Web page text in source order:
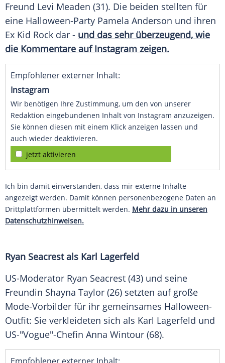
Freund Levi Meaden (31). Die beiden stellten für
eine Halloween-Party Pamela Anderson und ihren
Ex Kid Rock dar - und das sehr überzeugend, wie
die Kommentare auf Instagram zeigen.
Empfohlener externer Inhalt:
Instagram
Wir benötigen Ihre Zustimmung, um den von unserer
Redaktion eingebundenen Inhalt von Instagram anzuzeigen.
Sie können diesen mit einem Klick anzeigen lassen und
auch wieder deaktivieren.
jetzt aktivieren
Ich bin damit einverstanden, dass mir externe Inhalte
angezeigt werden. Damit können personenbezogene Daten an
Drittplattformen übermittelt werden. Mehr dazu in unseren
Datenschutzhinweisen.
Ryan Seacrest als Karl Lagerfeld
US-Moderator Ryan Seacrest (43) und seine
Freundin Shayna Taylor (26) setzten auf große
Mode-Vorbilder für ihr gemeinsames Halloween-
Outfit: Sie verkleideten sich als Karl Lagerfeld und
US-"Vogue"-Chefin Anna Wintour (68).